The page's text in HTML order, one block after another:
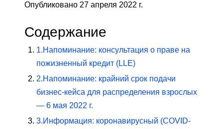
Опубликовано 27 апреля 2022 г.
Содержание
1.Напоминание: консультация о праве на
пожизненный кредит (LLE)
2.Напоминание: крайний срок подачи
бизнес-кейса для распределения взрослых
— 6 мая 2022 г.
3.Информация: коронавирусный (COVID-